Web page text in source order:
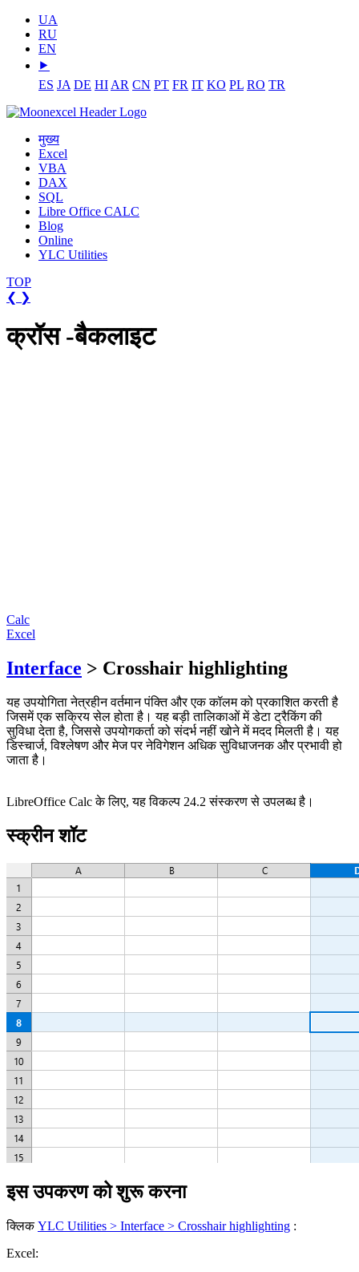
UA
RU
EN
⯈
ES JA DE HI AR CN PT FR IT KO PL RO TR
मुख्य
Excel
VBA
DAX
SQL
Libre Office CALC
Blog
Online
YLC Utilities
TOP
❮ ❯
क्रॉस -बैकलाइट
Calc
Excel
Interface > Crosshair highlighting
यह उपयोगिता नेत्रहीन वर्तमान पंक्ति और एक कॉलम को प्रकाशित करती है
जिसमें एक सक्रिय सेल होता है। यह बड़ी तालिकाओं में डेटा ट्रैकिंग की
सुविधा देता है, जिससे उपयोगकर्ता को संदर्भ नहीं खोने में मदद मिलती है। यह
डिस्चार्ज, विश्लेषण और मेज पर नेविगेशन अधिक सुविधाजनक और प्रभावी हो
जाता है।
LibreOffice Calc के लिए, यह विकल्प 24.2 संस्करण से उपलब्ध है।
स्क्रीन शॉट
इस उपकरण को शुरू करना
क्लिकYLC Utilities > Interface > Crosshair highlighting :
Excel: